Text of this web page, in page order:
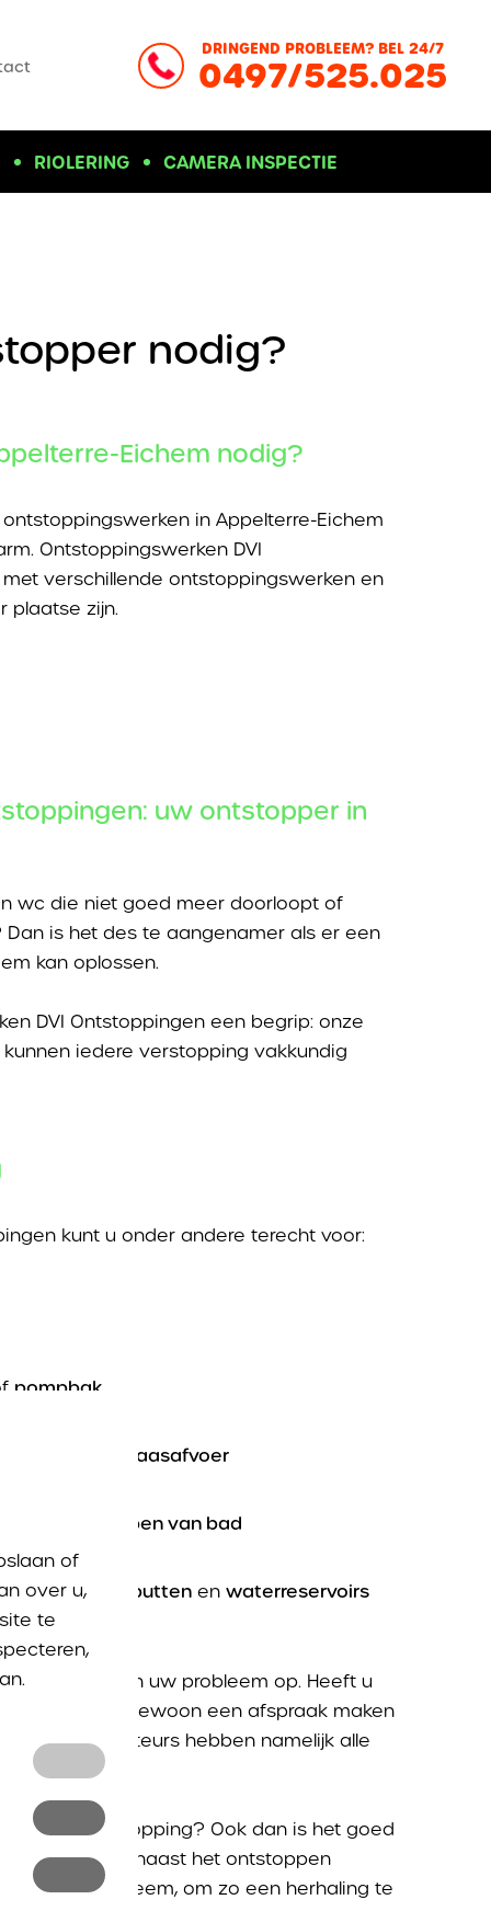
DRINGEND PROBLEEM? BEL 24/7
0497/525.025
RIOLERING CAMERA INSPECTIE
nodig?
Eichem nodig?
in Appelterre-Eichem
Ontstoppingswerken DVI
verschillende ontstoppingswerken en
plaatse zijn.
uw ontstopper in
wc die niet goed meer doorloopt of
is het des te aangenamer als er een
kan oplossen.
DVI Ontstoppingen een begrip: onze
iedere verstopping vakkundig
kunt u onder andere terecht voor:
pompbak
vatwaasafvoer
aflopen van bad
enseptische putten en waterreservoirs
en lossen uw probleem op. Heeft u
dan kan u gewoon een afspraak maken
Onze monteurs hebben namelijk alle
lijf te gaan.
een verstopping? Ook dan is het goed
kan naast het ontstoppen
van het probleem, om zo een herhaling te
of
over u,
te
en
deze
niet
over
op